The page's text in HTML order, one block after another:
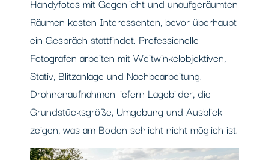
Handyfotos mit Gegenlicht und unaufgeräumten
Räumen kosten Interessenten, bevor überhaupt
ein Gespräch stattfindet. Professionelle
Fotografen arbeiten mit Weitwinkelobjektiven,
Stativ, Blitzanlage und Nachbearbeitung.
Drohnenaufnahmen liefern Lagebilder, die
Grundstücksgröße, Umgebung und Ausblick
zeigen, was am Boden schlicht nicht möglich ist.